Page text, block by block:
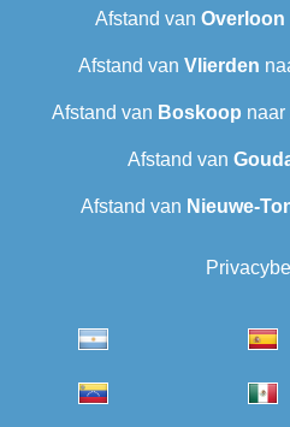
Afstand van Overloon
Afstand van Vlierden
Afstand van Boskoop naar
Afstand van
Afstand van Nieuwe-